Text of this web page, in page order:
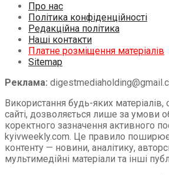
Про нас
Політика конфіденційності
Редакційна політика
Наші контакти
Платне розміщення матеріалів
Sitemap
Реклама:
Використання будь-яких матеріалів,
сайті, дозволяється лише за умови
коректного зазначення активного
kyivweekly.com. Це правило
контенту — новини, аналітику,
мультимедійні матеріали та інші